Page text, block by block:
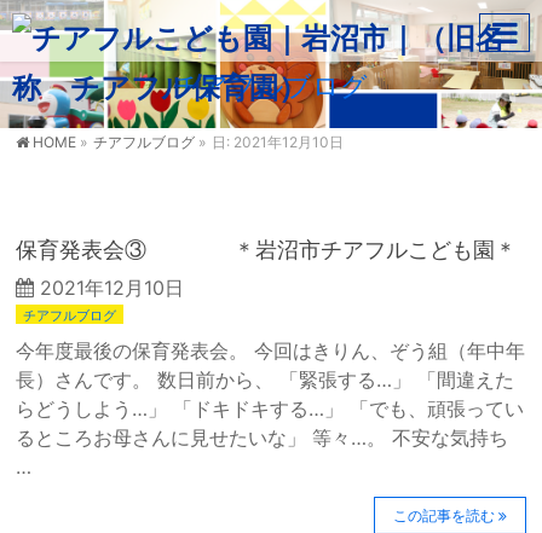
チアフルブログ
HOME » チアフルブログ » 日: 2021年12月10日
保育発表会③ ＊岩沼市チアフルこども園＊
2021年12月10日
チアフルブログ
今年度最後の保育発表会。 今回はきりん、ぞう組（年中年
長）さんです。 数日前から、 「緊張する…」 「間違えた
らどうしよう…」 「ドキドキする…」 「でも、頑張ってい
るところお母さんに見せたいな」 等々…。 不安な気持ち
…
この記事を読む